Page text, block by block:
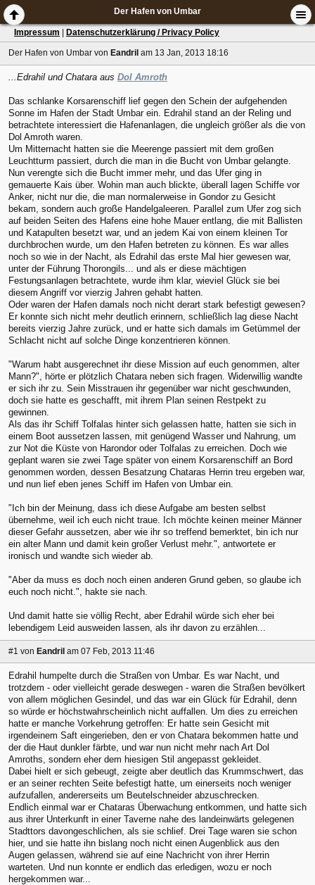
Der Hafen von Umbar
Impressum Datenschutzerklärung / Privacy Policy
Der Hafen von Umbar von Eandril am 13 Jan, 2013 18:16
...Edrahil und Chatara aus Dol Amroth
Das schlanke Korsarenschiff lief gegen den Schein der aufgehenden
Sonne im Hafen der Stadt Umbar ein. Edrahil stand an der Reling und
betrachtete interessiert die Hafenanlagen, die ungleich größer als die von
Dol Amroth waren.
Um Mitternacht hatten sie die Meerenge passiert mit dem großen
Leuchtturm passiert, durch die man in die Bucht von Umbar gelangte.
Nun verengte sich die Bucht immer mehr, und das Ufer ging in
gemauerte Kais über. Wohin man auch blickte, überall lagen Schiffe vor
Anker, nicht nur die, die man normalerweise in Gondor zu Gesicht
bekam, sondern auch große Handelgaleeren. Parallel zum Ufer zog sich
auf beiden Seiten des Hafens eine hohe Mauer entlang, die mit Ballisten
und Katapulten besetzt war, und an jedem Kai von einem kleinen Tor
durchbrochen wurde, um den Hafen betreten zu können. Es war alles
noch so wie in der Nacht, als Edrahil das erste Mal hier gewesen war,
unter der Führung Thorongils... und als er diese mächtigen
Festungsanlagen betrachtete, wurde ihm klar, wieviel Glück sie bei
diesem Angriff vor vierzig Jahren gehabt hatten.
Oder waren der Hafen damals noch nicht derart stark befestigt gewesen?
Er konnte sich nicht mehr deutlich erinnern, schließlich lag diese Nacht
bereits vierzig Jahre zurück, und er hatte sich damals im Getümmel der
Schlacht nicht auf solche Dinge konzentrieren können.
"Warum habt ausgerechnet ihr diese Mission auf euch genommen, alter
Mann?", hörte er plötzlich Chatara neben sich fragen. Widerwillig wandte
er sich ihr zu. Sein Misstrauen ihr gegenüber war nicht geschwunden,
doch sie hatte es geschafft, mit ihrem Plan seinen Restpekt zu
gewinnen.
Als das ihr Schiff Tolfalas hinter sich gelassen hatte, hatten sie sich in
einem Boot aussetzen lassen, mit genügend Wasser und Nahrung, um
zur Not die Küste von Harondor oder Tolfalas zu erreichen. Doch wie
geplant waren sie zwei Tage später von einem Korsarenschiff an Bord
genommen worden, dessen Besatzung Chataras Herrin treu ergeben war,
und nun lief eben jenes Schiff im Hafen von Umbar ein.
"Ich bin der Meinung, dass ich diese Aufgabe am besten selbst
übernehme, weil ich euch nicht traue. Ich möchte keinen meiner Männer
dieser Gefahr aussetzen, aber wie ihr so treffend bemerktet, bin ich nur
ein alter Mann und damit kein großer Verlust mehr.", antwortete er
ironisch und wandte sich wieder ab.
"Aber da muss es doch noch einen anderen Grund geben, so glaube ich
euch noch nicht.", hakte sie nach.
Und damit hatte sie völlig Recht, aber Edrahil würde sich eher bei
lebendigem Leid ausweiden lassen, als ihr davon zu erzählen...
#1 von Eandril am 07 Feb, 2013 11:46
Edrahil humpelte durch die Straßen von Umbar. Es war Nacht, und
trotzdem - oder vielleicht gerade deswegen - waren die Straßen bevölkert
von allem möglichen Gesindel, und das war ein Glück für Edrahil, denn
so würde er höchstwahrscheinlich nicht auffallen. Um dies zu erreichen
hatte er manche Vorkehrung getroffen: Er hatte sein Gesicht mit
irgendeinem Saft eingerieben, den er von Chatara bekommen hatte und
der die Haut dunkler färbte, und war nun nicht mehr nach Art Dol
Amroths, sondern eher dem hiesigen Stil angepasst gekleidet.
Dabei hielt er sich gebeugt, zeigte aber deutlich das Krummschwert, das
er an seiner rechten Seite befestigt hatte, um einerseits noch weniger
aufzufallen, andererseits um Beutelschneider abzuschrecken.
Endlich einmal war er Chataras Überwachung entkommen, und hatte sich
aus ihrer Unterkunft in einer Taverne nahe des landeinwärts gelegenen
Stadttors davongeschlichen, als sie schlief. Drei Tage waren sie schon
hier, und sie hatte ihn bislang noch nicht einen Augenblick aus den
Augen gelassen, während sie auf eine Nachricht von ihrer Herrin
warteten. Und nun konnte er endlich das erledigen, wozu er noch
hergekommen war...